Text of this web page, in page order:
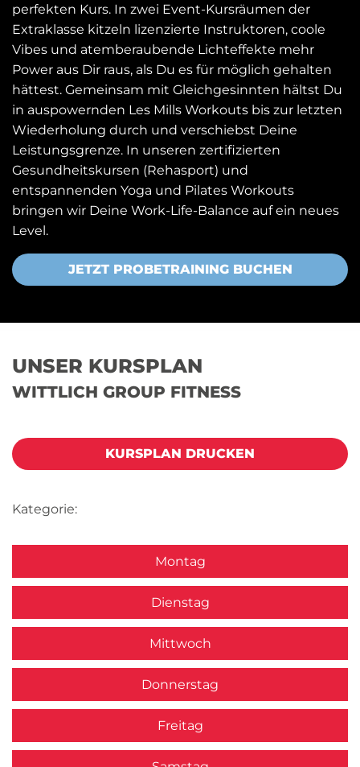
perfekten Kurs. In zwei Event-Kursräumen der
Extraklasse kitzeln lizenzierte Instruktoren, coole
Vibes und atemberaubende Lichteffekte mehr
Power aus Dir raus, als Du es für möglich gehalten
hättest. Gemeinsam mit Gleichgesinnten hältst Du
in auspowernden Les Mills Workouts bis zur letzten
Wiederholung durch und verschiebst Deine
Leistungsgrenze. In unseren zertifizierten
Gesundheitskursen (Rehasport) und
entspannenden Yoga und Pilates Workouts
bringen wir Deine Work-Life-Balance auf ein neues
Level.
JETZT PROBETRAINING BUCHEN
UNSER KURSPLAN
WITTLICH GROUP FITNESS
KURSPLAN DRUCKEN
Kategorie:
Montag
Dienstag
Mittwoch
Donnerstag
Freitag